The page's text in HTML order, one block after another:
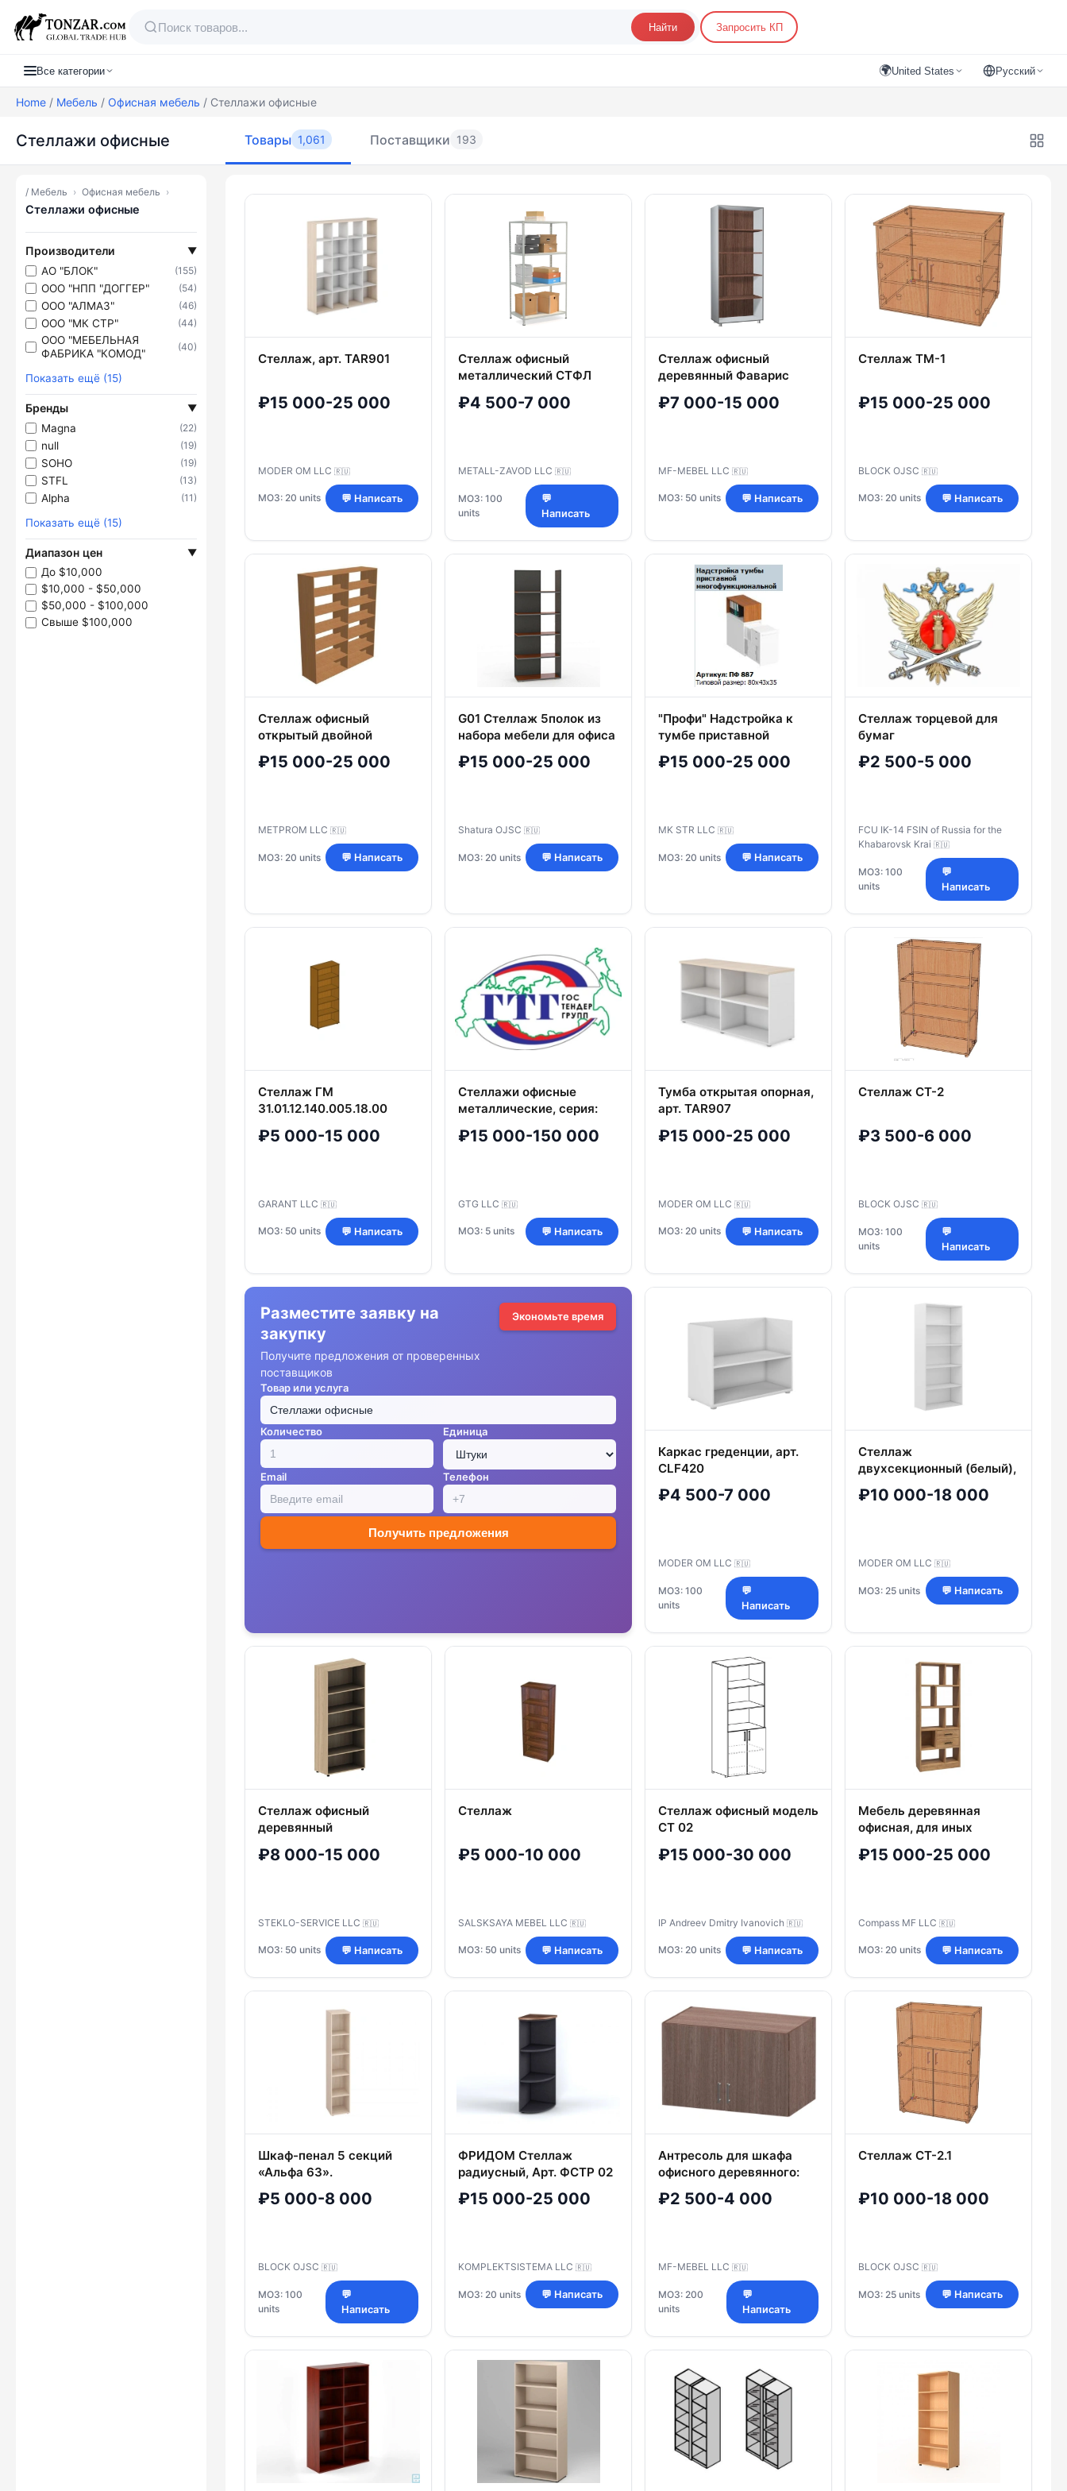
Найти Запросить КП
Все категории 🌍United States Русский
Home / Мебель / Офисная мебель / Стеллажи офисные
Стеллажи офисные Товары 1,061 Поставщики 193
/ Мебель › Офисная мебель ›
Стеллажи офисные
Производители ▼
АО "БЛОК" (155)
ООО "НПП "ДОГГЕР" (54)
ООО "АЛМАЗ" (46)
ООО "МК СТР" (44)
ООО "МЕБЕЛЬНАЯ
ФАБРИКА "КОМОД"
(40)
Показать ещё (15)
Бренды ▼
Magna (22)
null (19)
SOHO (19)
STFL (13)
Alpha (11)
Показать ещё (15)
Диапазон цен ▼
До $10,000
$10,000 - $50,000
$50,000 - $100,000
Свыше $100,000
Товары — Стеллажи офисные
Стеллаж, арт. TAR901
₽15 000-25 000
MODER OM LLC 🇷🇺
МОЗ: 20 units 💬 Написать
Стеллаж офисный
металлический СТФЛ
₽4 500-7 000
METALL-ZAVOD LLC 🇷🇺
МОЗ: 100
units
💬
Написать
Стеллаж офисный
деревянный Фаварис
₽7 000-15 000
MF-MEBEL LLC 🇷🇺
МОЗ: 50 units 💬 Написать
Стеллаж ТМ-1
₽15 000-25 000
BLOCK OJSC 🇷🇺
МОЗ: 20 units 💬 Написать
Стеллаж офисный
открытый двойной
₽15 000-25 000
METPROM LLC 🇷🇺
МОЗ: 20 units 💬 Написать
G01 Стеллаж 5полок из
набора мебели для офиса
в 2-х текстурах:
₽15 000-25 000
Shatura OJSC 🇷🇺
МОЗ: 20 units 💬 Написать
"Профи" Надстройка к
тумбе приставной
артикул ПФ 887
₽15 000-25 000
MK STR LLC 🇷🇺
МОЗ: 20 units 💬 Написать
Стеллаж торцевой для
бумаг
₽2 500-5 000
FCU IK-14 FSIN of Russia for the
Khabarovsk Krai
🇷🇺
МОЗ: 100
units
💬
Написать
Стеллаж ГМ
31.01.12.140.005.18.00
₽5 000-15 000
GARANT LLC 🇷🇺
МОЗ: 50 units 💬 Написать
Стеллажи офисные
металлические, серия:
₽15 000-150 000
GTG LLC 🇷🇺
МОЗ: 5 units 💬 Написать
Тумба открытая опорная,
арт. TAR907
₽15 000-25 000
MODER OM LLC 🇷🇺
МОЗ: 20 units 💬 Написать
Стеллаж СТ-2
₽3 500-6 000
BLOCK OJSC 🇷🇺
МОЗ: 100
units
💬
Написать
Разместите заявку на
закупку
Получите предложения от проверенных
поставщиков
Экономьте время
Товар или услуга
Количество Единица
Email Телефон
Получить предложения
Каркас греденции, арт.
CLF420
₽4 500-7 000
MODER OM LLC 🇷🇺
МОЗ: 100
units
💬
Написать
Стеллаж
двухсекционный (белый),
₽10 000-18 000
MODER OM LLC 🇷🇺
МОЗ: 25 units 💬 Написать
Стеллаж офисный
деревянный
₽8 000-15 000
STEKLO-SERVICE LLC 🇷🇺
МОЗ: 50 units 💬 Написать
Стеллаж
₽5 000-10 000
SALSKSAYA MEBEL LLC 🇷🇺
МОЗ: 50 units 💬 Написать
Стеллаж офисный модель
СТ 02
₽15 000-30 000
IP Andreev Dmitry Ivanovich 🇷🇺
МОЗ: 20 units 💬 Написать
Мебель деревянная
офисная, для иных
помещений: Стеллаж
₽15 000-25 000
Compass MF LLC 🇷🇺
МОЗ: 20 units 💬 Написать
Шкаф-пенал 5 секций
«Альфа 63».
₽5 000-8 000
BLOCK OJSC 🇷🇺
МОЗ: 100
units
💬
Написать
ФРИДОМ Стеллаж
радиусный, Арт. ФСТР 02
₽15 000-25 000
KOMPLEKTSISTEMA LLC 🇷🇺
МОЗ: 20 units 💬 Написать
Антресоль для шкафа
офисного деревянного:
₽2 500-4 000
MF-MEBEL LLC 🇷🇺
МОЗ: 200
units
💬
Написать
Стеллаж СТ-2.1
₽10 000-18 000
BLOCK OJSC 🇷🇺
МОЗ: 25 units 💬 Написать